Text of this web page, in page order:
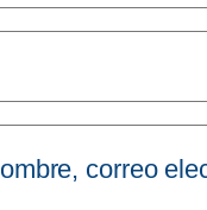
correo